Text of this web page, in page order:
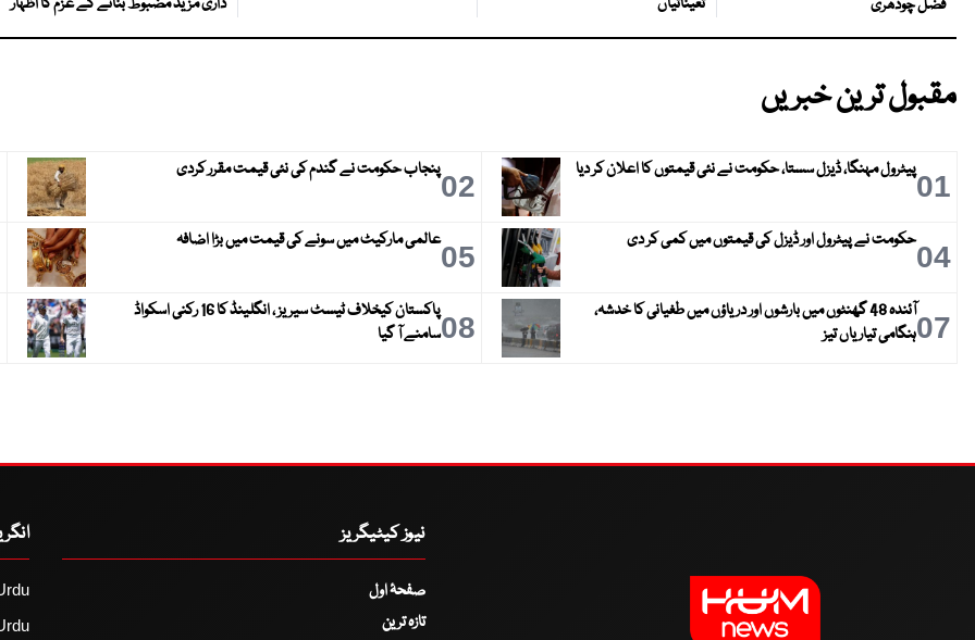
فضل چودھری
مقبول ترین خبریں
01پیٹرول مہنگا، ڈیزل سستا، حکومت نے نئی قیمتوں کا اعلان کر دیا 02پنجاب حکومت نے گندم کی نئی قیمت مقرر کردی
04حکومت نے پیٹرول اور ڈیزل کی قیمتوں میں کمی کر دی 05عالمی مارکیٹ میں سونے کی قیمت میں بڑا اضافہ
07
آئندہ 48 گھنٹوں میں بارشوں اور دریاؤں میں طغیانی کا خدشہ،
ہنگامی تیاریاں تیز
08
پاکستان کیخلاف ٹیسٹ سیریز ، انگلینڈ کا 16 رکنی اسکواڈ
سامنے آ گیا
نیوز کیٹیگریز
صفحۂ اول
تازہ ترین